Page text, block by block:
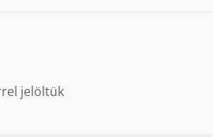
jelöltük